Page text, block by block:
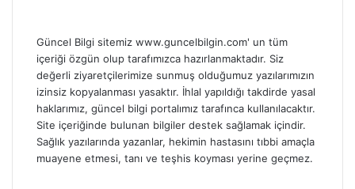
Güncel Bilgi sitemiz www.guncelbilgin.com' un tüm
içeriği özgün olup tarafımızca hazırlanmaktadır. Siz
değerli ziyaretçilerimize sunmuş olduğumuz yazılarımızın
izinsiz kopyalanması yasaktır. İhlal yapıldığı takdirde yasal
haklarımız, güncel bilgi portalımız tarafınca kullanılacaktır.
Site içeriğinde bulunan bilgiler destek sağlamak içindir.
Sağlık yazılarında yazanlar, hekimin hastasını tıbbi amaçla
muayene etmesi, tanı ve teşhis koyması yerine geçmez.